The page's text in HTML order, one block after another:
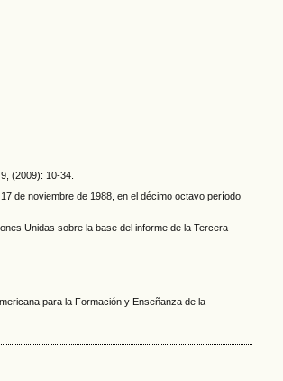
(2009): 10-34.
de noviembre de 1988, en el décimo octavo período
Unidas sobre la base del informe de la Tercera
para la Formación y Enseñanza de la